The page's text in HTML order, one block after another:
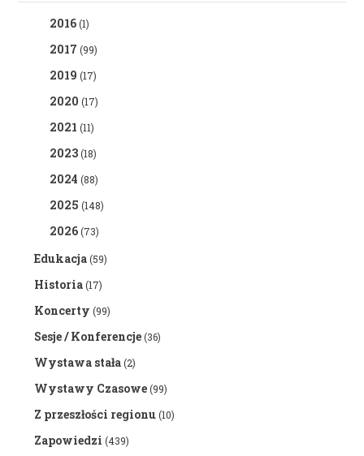
2016(1)
2017 (99)
2019 (17)
2020 (17)
2021 (11)
2023(18)
2024 (88)
2025 (148)
2026(73)
Edukacja(59)
Historia(17)
Koncerty (99)
Sesje / Konferencje(36)
Wystawa stała(2)
Wystawy Czasowe(99)
Z przeszłości regionu(10)
Zapowiedzi (439)